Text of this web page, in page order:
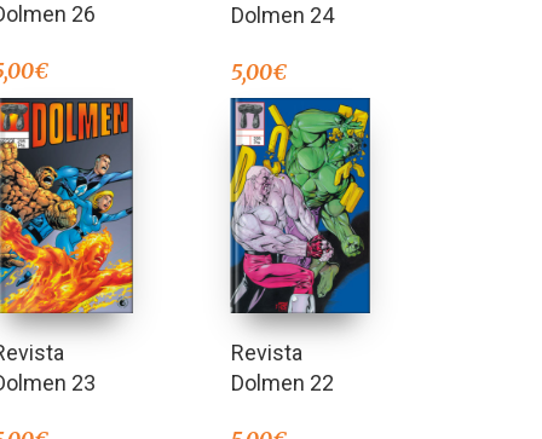
26
€
Dolmen 24
5,00€
23
Revista
Dolmen 22